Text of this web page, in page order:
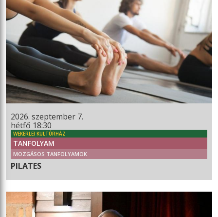
2026. szeptember 7.
hétfő 18:30
WEKERLEI KULTÚRHÁZ
TANFOLYAM
MOZGÁSOS TANFOLYAMOK
PILATES